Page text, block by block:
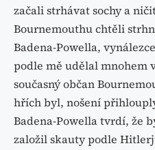
začali strhávat sochy a
Bournemouthu chtěli
Badena-Powella,
podle mě udělal mnohem
současný občan
hřích byl, nošení
Badena-Powella tvrdí, že
založil skauty podle